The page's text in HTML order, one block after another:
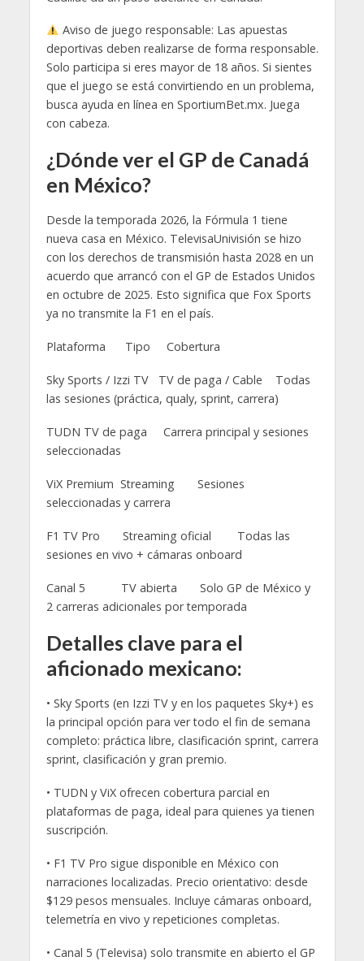
Aviso de juego responsable: Las apuestas
deportivas deben realizarse de forma responsable.
Solo participa si eres mayor de 18 años. Si sientes
que el juego se está convirtiendo en un problema,
busca ayuda en línea en SportiumBet.mx. Juega
con cabeza.
¿Dónde ver el GP de Canadá
en México?
Desde la temporada 2026, la Fórmula 1 tiene
nueva casa en México. TelevisaUnivisión se hizo
con los derechos de transmisión hasta 2028 en un
acuerdo que arrancó con el GP de Estados Unidos
en octubre de 2025. Esto significa que Fox Sports
ya no transmite la F1 en el país.
Plataforma Tipo Cobertura
Sky Sports / Izzi TV TV de paga / Cable Todas
las sesiones (práctica, qualy, sprint, carrera)
TUDN TV de paga Carrera principal y sesiones
seleccionadas
ViX Premium Streaming Sesiones
seleccionadas y carrera
F1 TV Pro Streaming oficial Todas las
sesiones en vivo + cámaras onboard
Canal 5 TV abierta Solo GP de México y
2 carreras adicionales por temporada
Detalles clave para el
aficionado mexicano:
• Sky Sports (en Izzi TV y en los paquetes Sky+) es
la principal opción para ver todo el fin de semana
completo: práctica libre, clasificación sprint, carrera
sprint, clasificación y gran premio.
• TUDN y ViX ofrecen cobertura parcial en
plataformas de paga, ideal para quienes ya tienen
suscripción.
• F1 TV Pro sigue disponible en México con
narraciones localizadas. Precio orientativo: desde
$129 pesos mensuales. Incluye cámaras onboard,
telemetría en vivo y repeticiones completas.
• Canal 5 (Televisa) solo transmite en abierto el GP